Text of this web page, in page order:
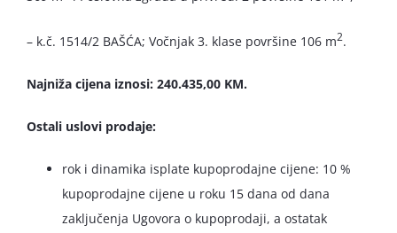
– k.č. 1514/2 BAŠĆA; Vočnjak 3. klase površine 106 m2.
Najniža cijena iznosi: 240.435,00 KM.
Ostali uslovi prodaje:
rok i dinamika isplate kupoprodajne cijene: 10 %
kupoprodajne cijene u roku 15 dana od dana
zaključenja Ugovora o kupoprodaji, a ostatak